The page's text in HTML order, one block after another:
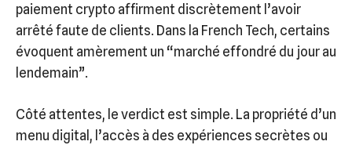
paiement crypto affirment discrètement l’avoir
arrêté faute de clients. Dans la French Tech, certains
évoquent amèrement un “marché effondré du jour au
lendemain”.
Côté attentes, le verdict est simple. La propriété d’un
menu digital, l’accès à des expériences secrètes ou